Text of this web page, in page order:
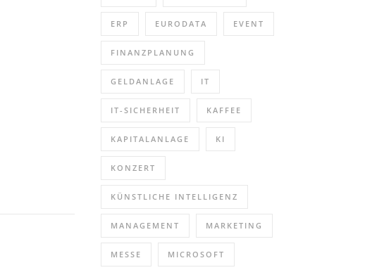
ERP EURODATA EVENT
FINANZPLANUNG
GELDANLAGE IT
IT-SICHERHEIT KAFFEE
KAPITALANLAGE KI
KONZERT
KÜNSTLICHE INTELLIGENZ
MANAGEMENT MARKETING
MESSE MICROSOFT